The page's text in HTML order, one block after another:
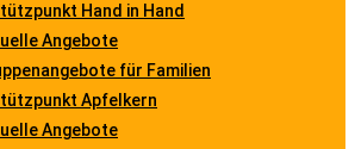
Hand in Hand
Angebote
für Familien
Apfelkern
Angebote